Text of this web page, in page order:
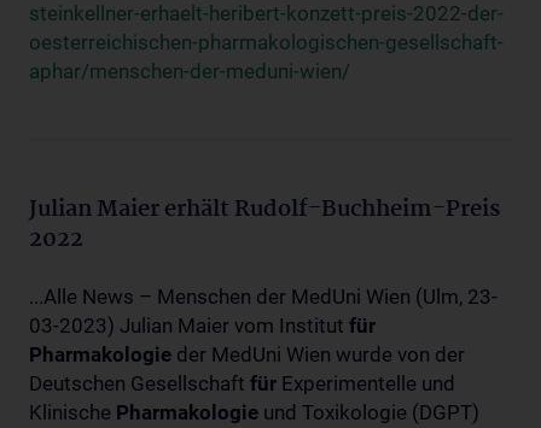
steinkellner-erhaelt-heribert-konzett-preis-2022-der-
oesterreichischen-pharmakologischen-gesellschaft-
aphar/menschen-der-meduni-wien/
Julian Maier erhält Rudolf-Buchheim-Preis
2022
...Alle News – Menschen der MedUni Wien (Ulm, 23-
03-2023) Julian Maier vom Institut für
Pharmakologie der MedUni Wien wurde von der
Deutschen Gesellschaft für Experimentelle und
Klinische Pharmakologie und Toxikologie (DGPT)